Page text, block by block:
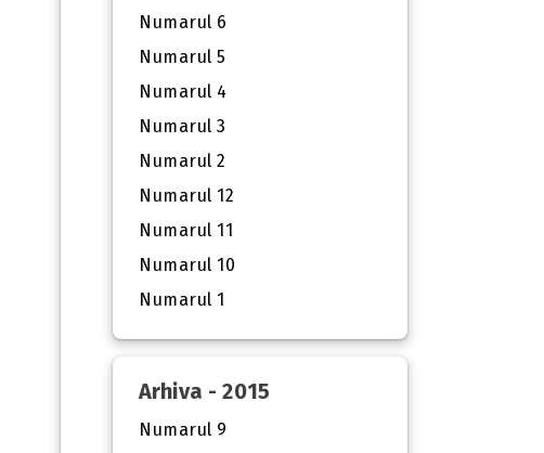
Numarul 6
Numarul 5
Numarul 4
Numarul 3
Numarul 2
Numarul 12
Numarul 11
Numarul 10
Numarul 1
Arhiva - 2015
Numarul 9